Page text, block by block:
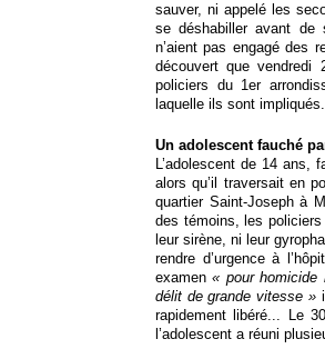
sauver, ni appelé les
se déshabiller avant de
n’aient pas engagé des
découvert que
policiers du 1er
laquelle ils sont
Un adolescent fauché
L’adolescent de 14 ans,
alors qu’il traversait en
quartier Saint-Joseph à
des témoins, les
leur sirène, ni leur
rendre d’urgence à
examen« pour homicide
délit de grande vitesse »il
rapidement libéré... Le
l’adolescent a réuni